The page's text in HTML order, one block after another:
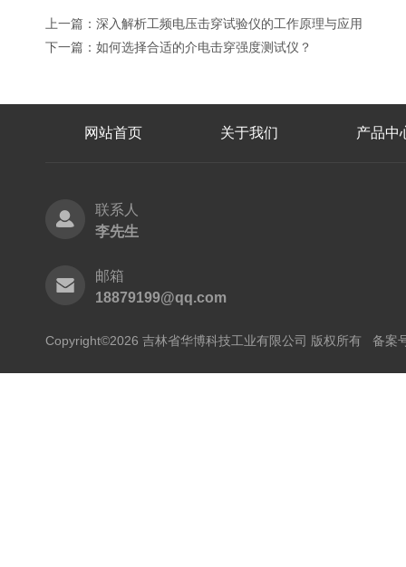
上一篇： 深入解析工频电压击穿试验仪的工作原理与应用
下一篇： 如何选择合适的介电击穿强度测试仪？
网站首页 关于我们 产品中
联系人
李先生
邮箱
18879199@qq.com
Copyright©2026 吉林省华博科技工业有限公司 版权所有 备案